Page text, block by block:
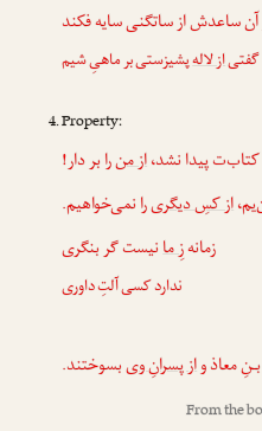
ساعدش از ساتگنی سایه فکند
گفتیاز لالهپشیزستی بر ماهیِ شیم
Property:
پیدا نشد،از منرا بر دار!
از کسِ دیگریرا نمی‌خواهیم.
زمانهزِ مانیست گر بنگری
ندارد کسی آلتِ داوری
معاذ واز پسرانِ ویبسوختند.
From the